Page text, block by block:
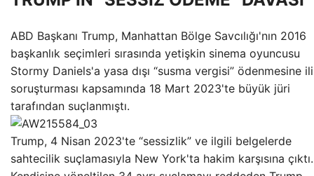
ABD Başkanı Trump, Manhattan Bölge Savcılığı'nın 2016
başkanlık seçimleri sırasında yetişkin sinema oyuncusu
Stormy Daniels'a yasa dışı “susma vergisi” ödenmesine
soruşturması kapsamında 18 Mart 2023'te büyük jüri
tarafından suçlanmıştı.
Trump, 4 Nisan 2023'te “sessizlik” ve ilgili belgelerde
sahtecilik suçlamasıyla New York'ta hakim karşısına çıktı.